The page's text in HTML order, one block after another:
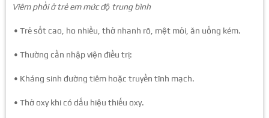
Viêm phổi ở trẻ em mức độ trung bình
• Trẻ sốt cao, ho nhiều, thở nhanh rõ, mệt mỏi, ăn uống kém.
• Thường cần nhập viện điều trị:
• Kháng sinh đường tiêm hoặc truyền tĩnh mạch.
• Thở oxy khi có dấu hiệu thiếu oxy.